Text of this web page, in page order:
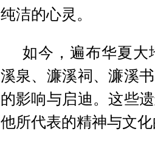
纯洁的心灵。
如今，遍布华夏大
溪泉、濂溪祠、濂溪
的影响与启迪。这些
他所代表的精神与文